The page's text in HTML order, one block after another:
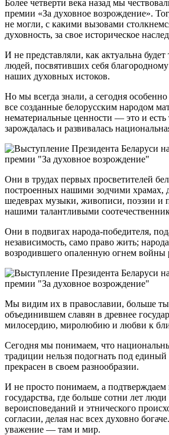
Более четверти века назад мы
премии «За духовное возрождение».
не могли, с какими вызовами
духовность, за свое историческое
И не представляли, как актуальна
людей, посвятивших себя
наших духовных истоков.
Но мы всегда знали, а сегодня
все созданные белорусским народом
нематериальные ценности — это и
зарождалась и развивалась
Они в трудах первых просветителей
построенных нашими зодчими храмах,
шедеврах музыки, живописи, поэзии и
нашими талантливыми
Они в подвигах народа-победителя,
независимость, само право жить;
возродившего опаленную огнем
Мы видим их в православии, больше
объединившем славян в древнее
милосердию, миролюбию и любви к
Сегодня мы понимаем, что
традиции нельзя подогнать под единый
прекрасен в своем разнообразии.
И не просто понимаем, а подтверждаем
государства, где больше сотни лет
вероисповеданий и этнического
согласии, делая нас всех духовно
уважение — там и мир.